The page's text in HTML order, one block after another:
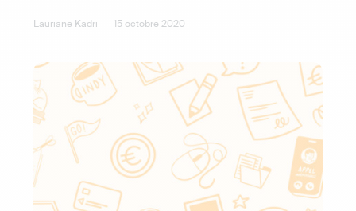
Lauriane Kadri 15 octobre 2020